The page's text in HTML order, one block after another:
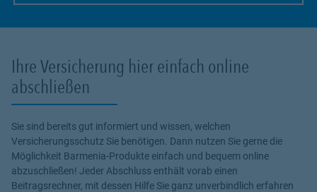
Ihre Versicherung hier einfach online
abschließen
Sie sind bereits gut informiert und wissen, welchen
Versicherungsschutz Sie benötigen. Dann nutzen Sie gerne die
Möglichkeit Barmenia-Produkte einfach und bequem online
abzuschließen! Jeder Abschluss enthält vorab einen
Beitragsrechner, mit dessen Hilfe Sie ganz unverbindlich erfahren